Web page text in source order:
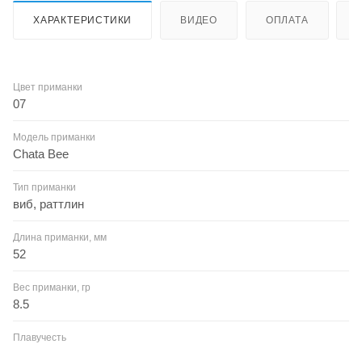
ХАРАКТЕРИСТИКИ ВИДЕО ОПЛАТА
Цвет приманки
07
Модель приманки
Chata Bee
Тип приманки
виб, раттлин
Длина приманки, мм
52
Вес приманки, гр
8.5
Плавучесть